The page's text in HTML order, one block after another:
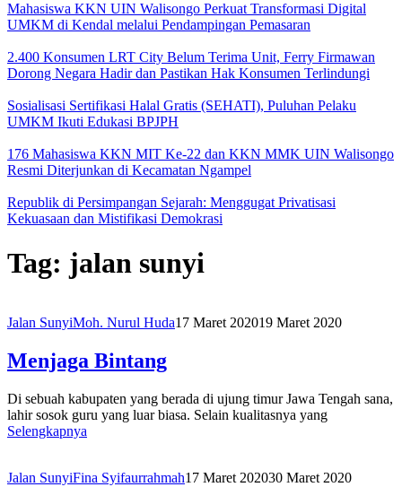
Mahasiswa KKN UIN Walisongo Perkuat Transformasi Digital
UMKM di Kendal melalui Pendampingan Pemasaran
2.400 Konsumen LRT City Belum Terima Unit, Ferry Firmawan
Dorong Negara Hadir dan Pastikan Hak Konsumen Terlindungi
Sosialisasi Sertifikasi Halal Gratis (SEHATI), Puluhan Pelaku
UMKM Ikuti Edukasi BPJPH
176 Mahasiswa KKN MIT Ke-22 dan KKN MMK UIN Walisongo
Resmi Diterjunkan di Kecamatan Ngampel
Republik di Persimpangan Sejarah: Menggugat Privatisasi
Kekuasaan dan Mistifikasi Demokrasi
Tag: jalan sunyi
Jalan SunyiMoh. Nurul Huda17 Maret 202019 Maret 2020
Menjaga Bintang
Di sebuah kabupaten yang berada di ujung timur Jawa Tengah sana,
lahir sosok guru yang luar biasa. Selain kualitasnya yang
Selengkapnya
Jalan SunyiFina Syifaurrahmah17 Maret 202030 Maret 2020